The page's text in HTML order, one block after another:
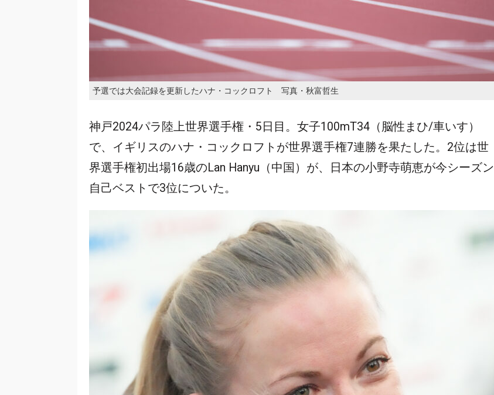
予選では大会記録を更新したハナ・コックロフト 写真・秋富哲生
神戸2024パラ陸上世界選手権・5日目。女子100mT34（脳性まひ/車いす）
で、イギリスのハナ・コックロフトが世界選手権7連勝を果たした。2位は世
界選手権初出場16歳のLan Hanyu（中国）が、日本の小野寺萌恵が今シーズン
自己ベストで3位についた。